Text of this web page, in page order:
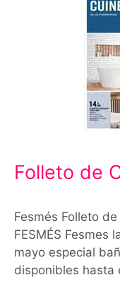
Folleto de
Fesmés Folleto
FESMÉS Fesmes
mayo especial
disponibles hasta